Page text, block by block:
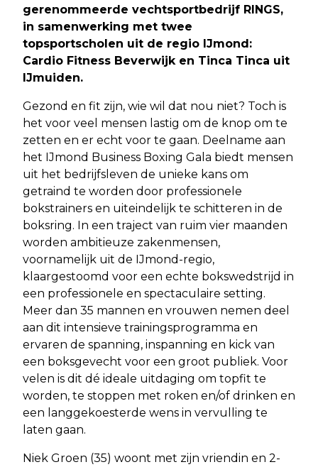
gerenommeerde vechtsportbedrijf RINGS,
in samenwerking met twee
topsportscholen uit de regio IJmond:
Cardio Fitness Beverwijk en Tinca Tinca uit
IJmuiden.
Gezond en fit zijn, wie wil dat nou niet? Toch is
het voor veel mensen lastig om de knop om te
zetten en er echt voor te gaan. Deelname aan
het IJmond Business Boxing Gala biedt mensen
uit het bedrijfsleven de unieke kans om
getraind te worden door professionele
bokstrainers en uiteindelijk te schitteren in de
boksring. In een traject van ruim vier maanden
worden ambitieuze zakenmensen,
voornamelijk uit de IJmond-regio,
klaargestoomd voor een echte bokswedstrijd in
een professionele en spectaculaire setting.
Meer dan 35 mannen en vrouwen nemen deel
aan dit intensieve trainingsprogramma en
ervaren de spanning, inspanning en kick van
een boksgevecht voor een groot publiek. Voor
velen is dit dé ideale uitdaging om topfit te
worden, te stoppen met roken en/of drinken en
een langgekoesterde wens in vervulling te
laten gaan.
Niek Groen (35) woont met zijn vriendin en 2-